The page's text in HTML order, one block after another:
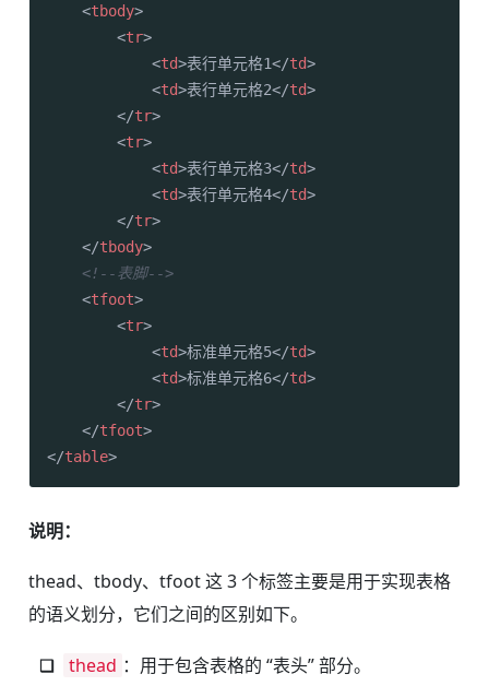
<tbody>
<tr>
<td>表行单元格1</td>
<td>表行单元格2</td>
</tr>
<tr>
<td>表行单元格3</td>
<td>表行单元格4</td>
</tr>
</tbody>
<!--表脚-->
<tfoot>
<tr>
<td>标准单元格5</td>
<td>标准单元格6</td>
</tr>
</tfoot>
</table>
说明：
thead、tbody、tfoot 这 3 个标签主要是用于实现表格
的语义划分，它们之间的区别如下。
thead ：用于包含表格的 “表头” 部分。